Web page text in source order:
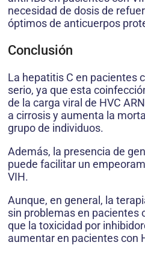
necesidad de dosis de
óptimos de anticuerpos
Conclusión
La hepatitis C en pacientes
serio, ya que esta
de la carga viral de HVC
a cirrosis y aumenta la
grupo de individuos.
Además, la presencia de
puede facilitar un
VIH.
Aunque, en general, la
sin problemas en pacientes
que la toxicidad por
aumentar en pacientes con